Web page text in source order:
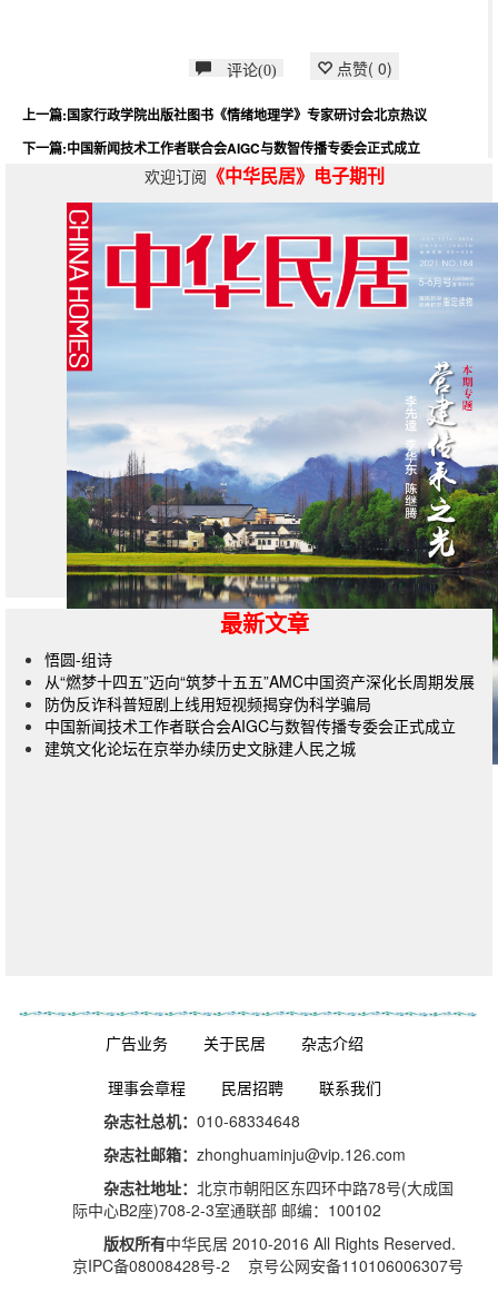
评论(0) 点赞( 0)
上一篇:国家行政学院出版社图书《情绪地理学》专家研讨会北京热议
下一篇:中国新闻技术工作者联合会AIGC与数智传播专委会正式成立
欢迎订阅 《中华民居》电子期刊
最新文章
悟圆-组诗
从“燃梦十四五”迈向“筑梦十五五”AMC中国资产深化长周期发展
防伪反诈科普短剧上线用短视频揭穿伪科学骗局
中国新闻技术工作者联合会AIGC与数智传播专委会正式成立
建筑文化论坛在京举办续历史文脉建人民之城
广告业务 关于民居
杂志介绍
理事会章程
民居招聘
联系我们
杂志社总机： 010-68334648
杂志社邮箱： zhonghuaminju@vip.126.com
杂志社地址： 北京市朝阳区东四环中路78号(大成国
际中心B2座)708-2-3室通联部 邮编：100102
版权所有中华民居 2010-2016 All Rights Reserved.
京IPC备08008428号-2 京号公网安备110106006307号